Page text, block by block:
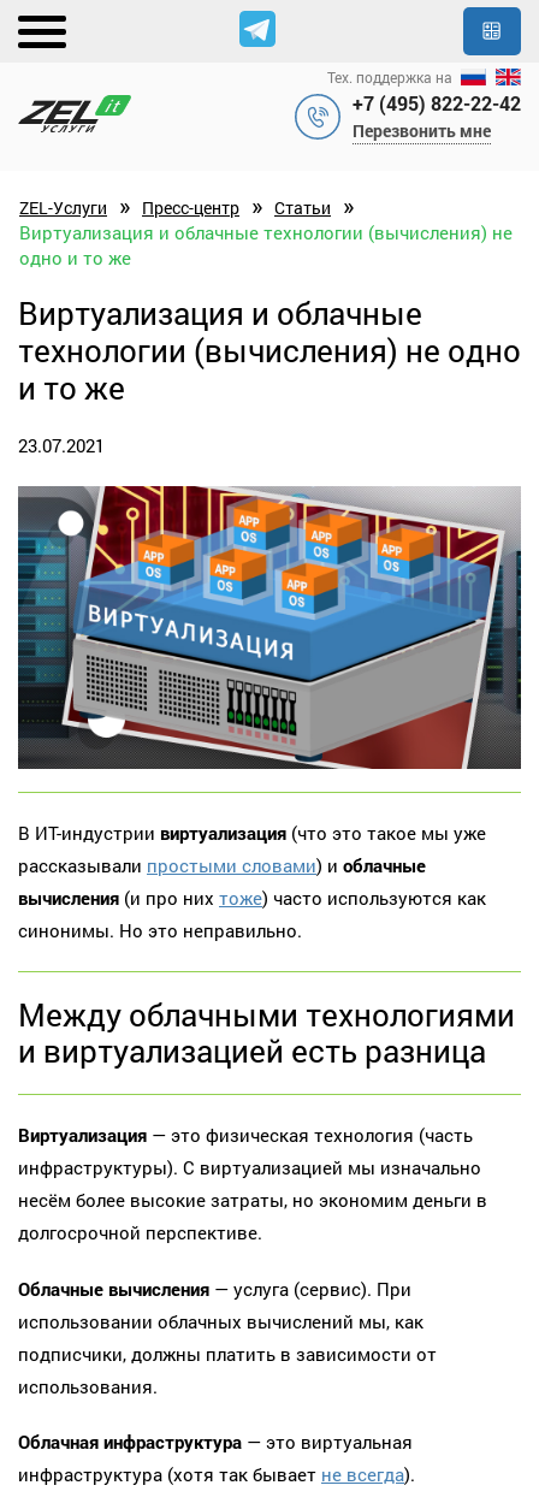
+7 (495) 822-22-42
Перезвонить мне
Тех. поддержка на
ZEL-Услуги » Пресс-центр » Статьи »
Виртуализация и облачные технологии (вычисления) не
одно и то же
Виртуализация и облачные
технологии (вычисления) не одно
и то же
23.07.2021
В ИТ-индустрии виртуализация (что это такое мы уже
рассказывали простыми словами) и облачные
вычисления (и про них тоже) часто используются как
синонимы. Но это неправильно.
Между облачными технологиями
и виртуализацией есть разница
Виртуализация — это физическая технология (часть
инфраструктуры). С виртуализацией мы изначально
несём более высокие затраты, но экономим деньги в
долгосрочной перспективе.
Облачные вычисления — услуга (сервис). При
использовании облачных вычислений мы, как
подписчики, должны платить в зависимости от
использования.
Облачная инфраструктура — это виртуальная
инфраструктура (хотя так бывает не всегда).